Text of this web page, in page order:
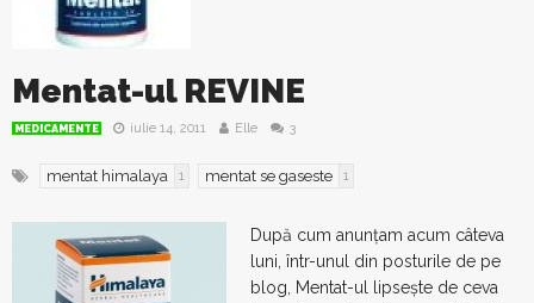
Mentat-ul REVINE
MEDICAMENTE iulie 14, 2011 Elle 3
mentat himalaya 1 mentat se gaseste 1
După cum anunțam acum câteva
luni, într-unul din posturile de pe
blog, Mentat-ul lipsește de ceva